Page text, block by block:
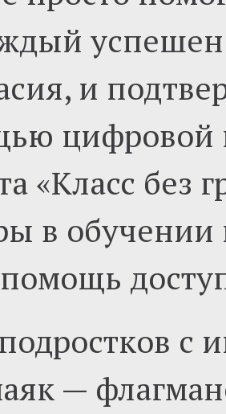
успешен
и
цифровой
«Класс без
в
с
—